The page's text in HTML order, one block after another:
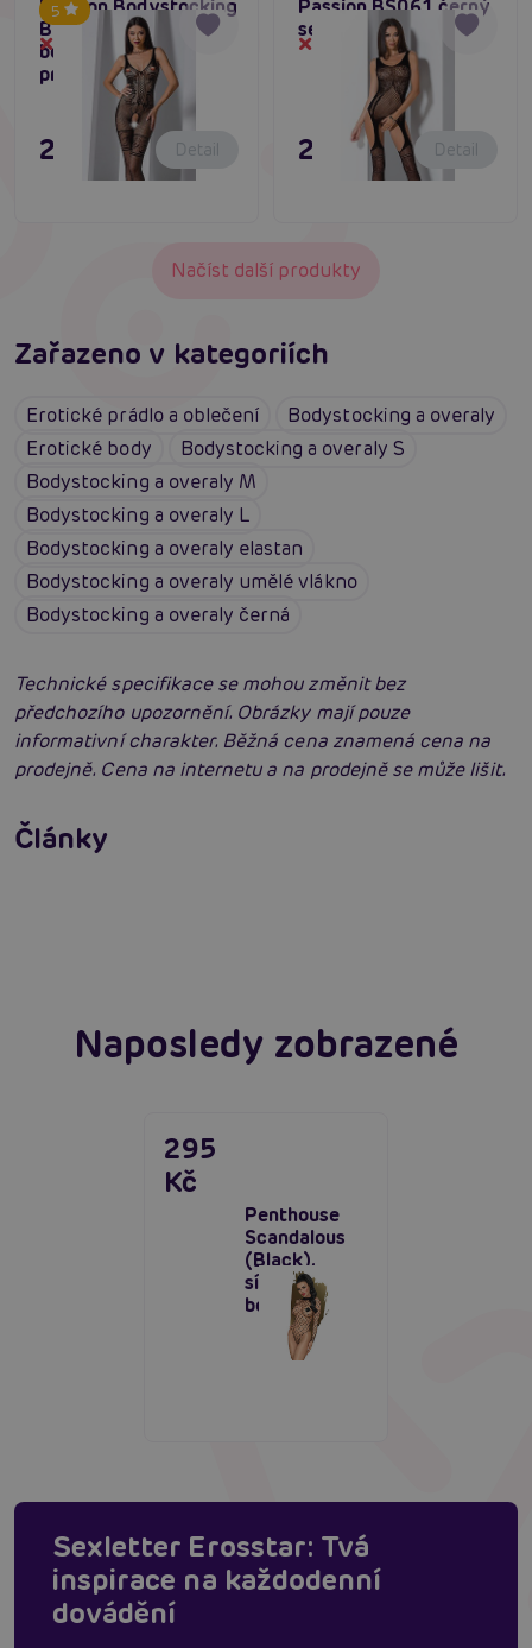
5
Passion Bodystocking
BS069 černý sexy
bodystocking s
průstřihem
Dočasně vyprodané
295 Kč Detail
Passion BS061 černý
sexy bodystocking
Dočasně vyprodané
295 Kč Detail
Načíst další produkty
Zařazeno v kategoriích
Erotické prádlo a oblečení
Bodystocking a overaly
Erotické body
Bodystocking a overaly S
Bodystocking a overaly M
Bodystocking a overaly L
Bodystocking a overaly elastan
Bodystocking a overaly umělé vlákno
Bodystocking a overaly černá
Technické specifikace se mohou změnit bez
předchozího upozornění. Obrázky mají pouze
informativní charakter. Běžná cena znamená cena na
prodejně. Cena na internetu a na prodejně se může lišit.
Články
neodolatelně sexy
Číst více
Erotická inteligence: Příručka Sexiomů
Naposledy zobrazené
Penthouse
Scandalous
(Black),
síťované
bodýčko
295
Kč
Sexletter Erosstar: Tvá
inspirace na každodenní
dovádění